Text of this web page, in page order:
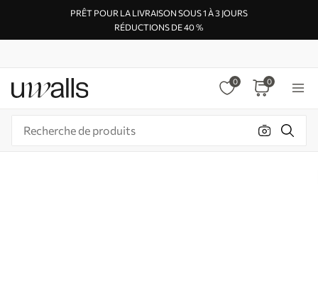
PRÊT POUR LA LIVRAISON SOUS 1 À 3 JOURS
RÉDUCTIONS DE 40 %
0 0